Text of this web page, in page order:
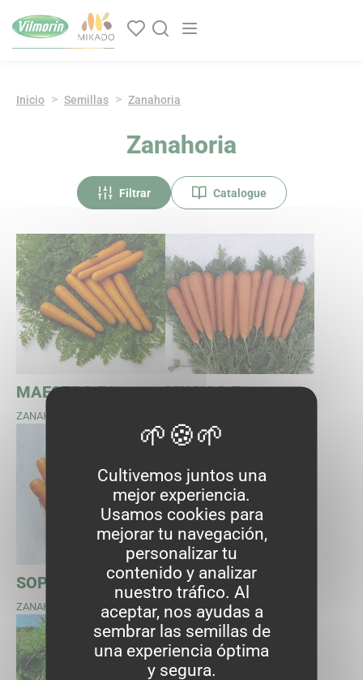
Navegación principal
Inicio Semillas Zanahoria
Zanahoria
Filtrar Catalogue
MAESTRO F1
ZANAHORIA TIPO NANTES
MUSICO F1
SOPRANO F1
ZANAHORIA TIPO NANTES
SPEEDO F1
ZANAHORIA NANTESA PRECOZ
Panel de gestión de cookies
Cultivemos juntos una
mejor experiencia.
Usamos cookies para
mejorar tu navegación,
personalizar tu
contenido y analizar
nuestro tráfico. Al
aceptar, nos ayudas a
sembrar las semillas de
una experiencia óptima
y segura.